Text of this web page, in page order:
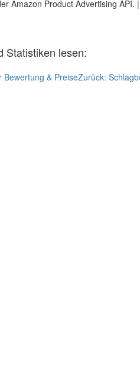
Amazon Product Advertising API.
Statistiken lesen:
Bewertung & PreiseZurück: